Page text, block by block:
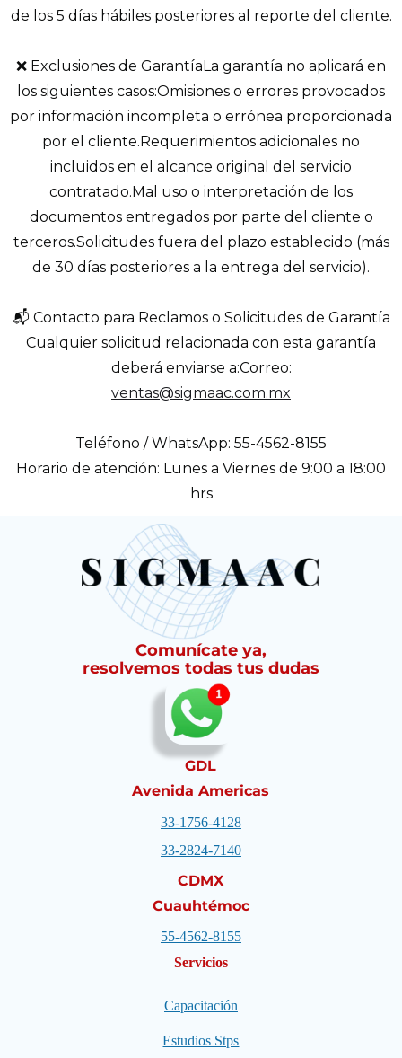
de los 5 días hábiles posteriores al reporte del cliente.
❌ Exclusiones de GarantíaLa garantía no aplicará en
los siguientes casos:Omisiones o errores provocados
por información incompleta o errónea proporcionada
por el cliente.Requerimientos adicionales no
incluidos en el alcance original del servicio
contratado.Mal uso o interpretación de los
documentos entregados por parte del cliente o
terceros.Solicitudes fuera del plazo establecido (más
de 30 días posteriores a la entrega del servicio).
📬 Contacto para Reclamos o Solicitudes de Garantía
Cualquier solicitud relacionada con esta garantía
deberá enviarse a:Correo:
ventas@sigmaac.com.mx
Teléfono / WhatsApp: 55-4562-8155
Horario de atención: Lunes a Viernes de 9:00 a 18:00
hrs
Comunícate ya,
resolvemos todas tus dudas
GDL
Avenida Americas
33-1756-4128
33-2824-7140
CDMX
Cuauhtémoc
55-4562-8155
Servicios
Capacitación
Estudios Stps